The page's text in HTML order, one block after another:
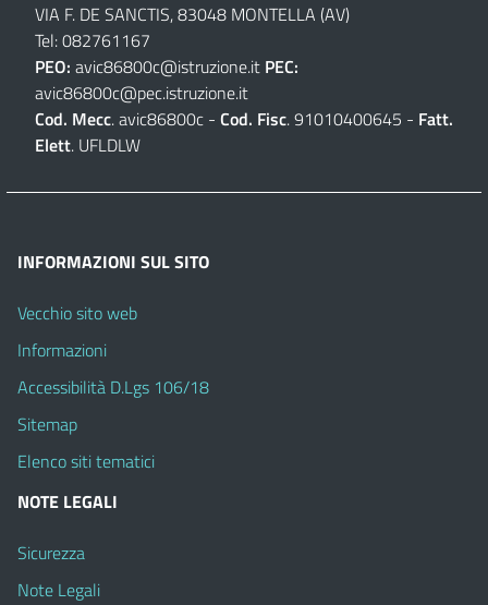
VIA F. DE SANCTIS, 83048 MONTELLA (AV)
Tel: 082761167
PEO: avic86800c@istruzione.it PEC:
avic86800c@pec.istruzione.it
Cod. Mecc. avic86800c - Cod. Fisc. 91010400645 - Fatt.
Elett. UFLDLW
INFORMAZIONI SUL SITO
Vecchio sito web
Informazioni
Accessibilità D.Lgs 106/18
Sitemap
Elenco siti tematici
NOTE LEGALI
Sicurezza
Note Legali